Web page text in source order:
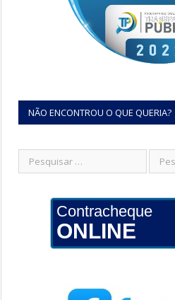
NÃO ENCONTROU O QUE QUERIA?
Contracheque
ONLINE